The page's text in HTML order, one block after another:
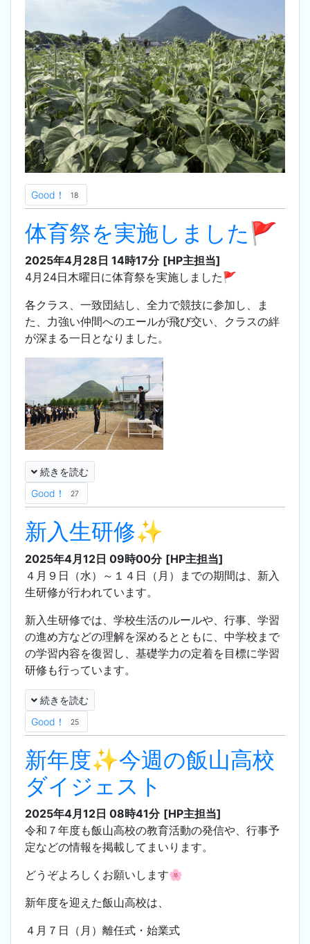
Good！ 18
体育祭を実施しました🚩
2025年4月28日 14時17分 [HP主担当]
4月24日木曜日に体育祭を実施しました🚩
各クラス、一致団結し、全力で競技に参加し、ま
た、力強い仲間へのエールが飛び交い、クラスの絆
が深まる一日となりました。
続きを読む
Good！
27
新入生研修✨
2025年4月12日 09時00分 [HP主担当]
４月９日（水）～１４日（月）までの期間は、新入
生研修が行われています。
新入生研修では、学校生活のルールや、行事、学習
の進め方などの理解を深めるとともに、中学校まで
の学習内容を復習し、基礎学力の定着を目標に学習
研修も行っています。
続きを読む
Good！
25
新年度✨今週の飯山高校
ダイジェスト
2025年4月12日 08時41分 [HP主担当]
令和７年度も飯山高校の教育活動の発信や、行事予
定などの情報を掲載してまいります。
どうぞよろしくお願いします🌸
新年度を迎えた飯山高校は、
４月７日（月）離任式・始業式